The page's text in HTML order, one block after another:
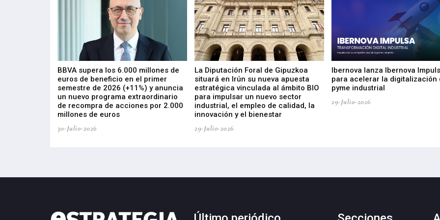
BBVA supera los 6.000 millones de
euros de beneficio en el primer
semestre de 2026 (+11%) y anuncia
un nuevo programa extraordinario
de recompra de acciones por 2.000
millones de euros
30-Julio-2026
La Diputación Foral de Gipuzkoa
situará en Irún su nueva apuesta
estratégica vinculada al ámbito BIO
para impulsar un nuevo sector
industrial, el empleo de calidad, la
innovación y el bienestar
29-Julio-2026
Ibernova lanza Ibernova
para acelerar la digitalización
pyme industrial
29-Julio-2026